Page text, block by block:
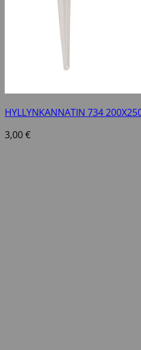
HYLLYNKANNATIN 734
3,00€